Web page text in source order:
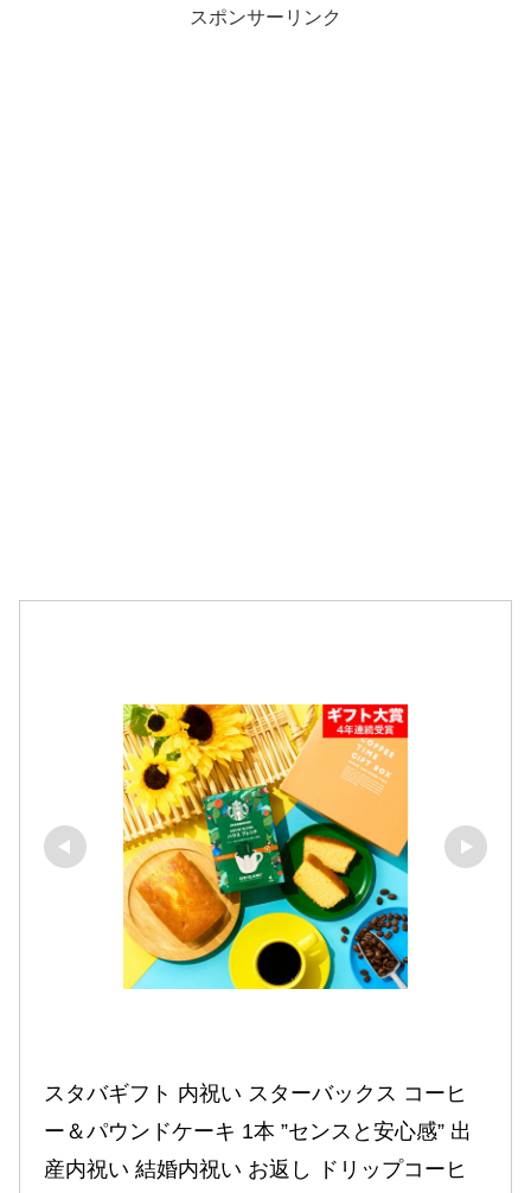
スポンサーリンク
スタバギフト 内祝い スターバックス コーヒ
ー＆パウンドケーキ 1本 ”センスと安心感” 出
産内祝い 結婚内祝い お返し ドリップコーヒ